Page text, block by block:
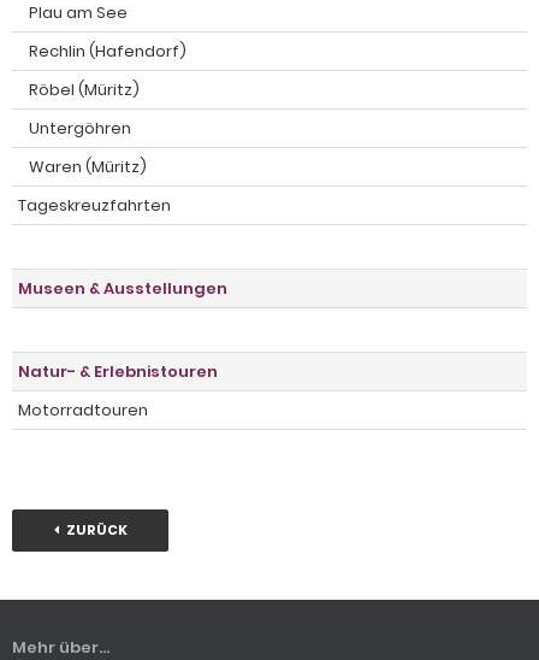
Plau am See
Rechlin (Hafendorf)
Röbel (Müritz)
Untergöhren
Waren (Müritz)
Tageskreuzfahrten
Museen & Ausstellungen
Natur- & Erlebnistouren
Motorradtouren
ZURÜCK
Mehr über...